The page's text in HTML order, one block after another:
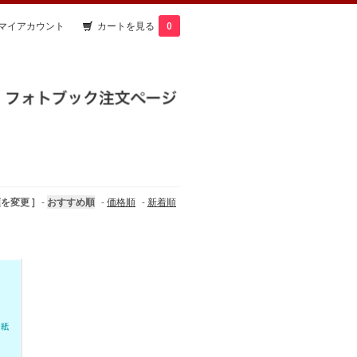
イアカウント カートを見る 0
変更 ] - おすすめ順 -価格順 -新着順